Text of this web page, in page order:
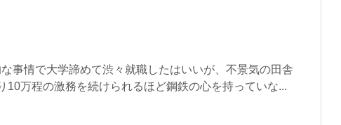
事情で大学諦めて渋々就職したはいいが、不景気の田舎
10万程の激務を続けられるほど鋼鉄の心を持っていな...